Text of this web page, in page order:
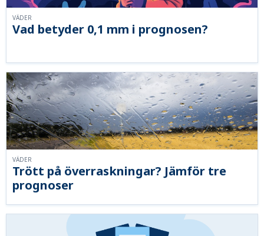
Vad betyder 0,1 mm i prognosen?
VÄDER
Trött på överraskningar? Jämför tre
prognoser
VÄDER